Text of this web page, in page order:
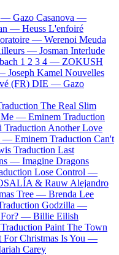
— Gazo Casanova —
— Heuss L'enfoiré
— Werenoi Meuda
— Josman Interlude
1 2 3 4 — ZOKUSH
Joseph Kamel Nouvelles
(FR) DIE — Gazo
The Real Slim
Me — Eminem Traduction
Traduction Another Love
— Eminem Traduction Can't
Traduction Last
— Imagine Dragons
Lose Control —
& Rauw Alejandro
Tree — Brenda Lee
Godzilla —
For? — Billie Eilish
Traduction Paint The Town
For Christmas Is You —
Carey